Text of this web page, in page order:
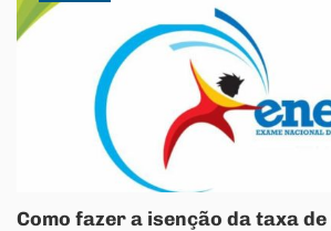
Como fazer a isenção da taxa